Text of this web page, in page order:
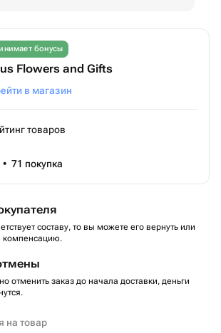
бонусы
Flowers and Gifts
в магазин
товаров
• 71 покупка
составу, то вы можете его вернуть или
компенсацию.
отменить заказ до начала доставки, деньги
на товар